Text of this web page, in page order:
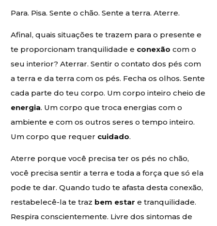
Para. Pisa. Sente o chão. Sente a terra. Aterre.
Afinal, quais situações te trazem para o presente e
te proporcionam tranquilidade e conexãocom o
seu interior? Aterrar. Sentir o contato dos pés com
a terra e da terra com os pés. Fecha os olhos. Sente
cada parte do teu corpo. Um corpo inteiro cheio de
energia. Um corpo que troca energias com o
ambiente e com os outros seres o tempo inteiro.
Um corpo que requer cuidado.
Aterre porque você precisa ter os pés no chão,
você precisa sentir a terra e toda a força que só ela
pode te dar. Quando tudo te afasta desta conexão,
restabelecê-la te traz bem estar e tranquilidade.
Respira conscientemente. Livre dos sintomas de